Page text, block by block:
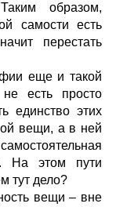
образом,
самости есть
перестать
еще и такой
есть просто
единство этих
вещи, а в ней
На этом пути
тут дело?
вещи – вне